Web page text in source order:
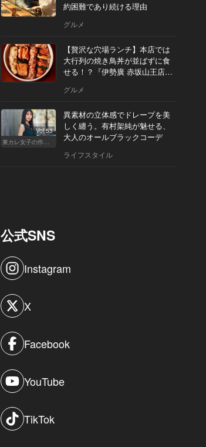
約困難であり続ける理由
グルメ
【贅沢な穴場ランチ】本店では
大行列の焼き鳥丼が並ばずに食
せる！？『伊勢廣 赤坂山王店』
グルメ
Vol.53
東カレ女子の作り方
異素材の立体感でドレープを美
しく纏う。有村架純が魅せる、
大人のオールブラックコーデ
ライフスタイル
公式SNS
Instagram
X
Facebook
YouTube
TikTok